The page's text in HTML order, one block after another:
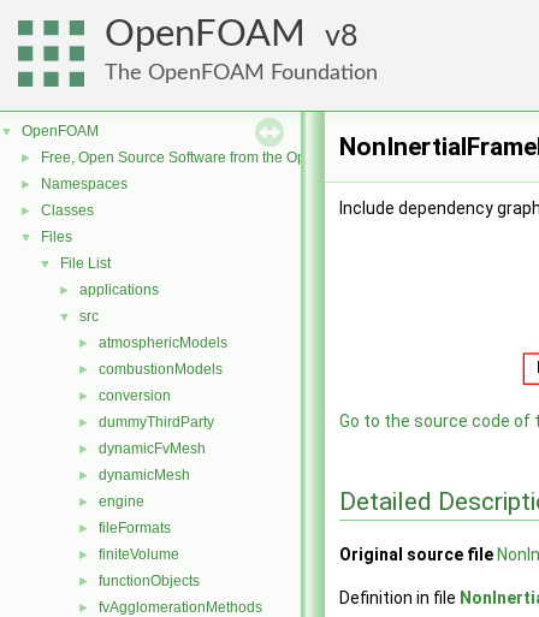
OpenFOAM 8
The OpenFOAM Foundation
▼ OpenFOAM
► Free, Open Source Software from the OpenFOAM Foundation
► Namespaces
► Classes
▼ Files
▼ File List
► applications
▼ src
► atmosphericModels
► combustionModels
► conversion
► dummyThirdParty
► dynamicFvMesh
► dynamicMesh
► engine
► fileFormats
► finiteVolume
► functionObjects
► fvAgglomerationMethods
Include dependency
Go to the source code of
Detailed
Original source file
Definition in file